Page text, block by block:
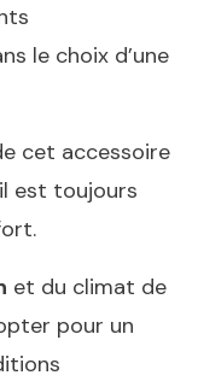
le choix d’une
cet accessoire
est toujours
et du climat de
pour un